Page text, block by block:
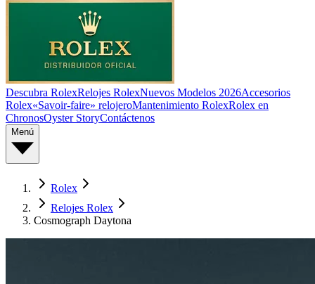
Descubra RolexRelojes RolexNuevos Modelos 2026Accesorios
Rolex«Savoir-faire» relojeroMantenimiento RolexRolex en
ChronosOyster StoryContáctenos
Menú
Rolex
Relojes Rolex
Cosmograph Daytona